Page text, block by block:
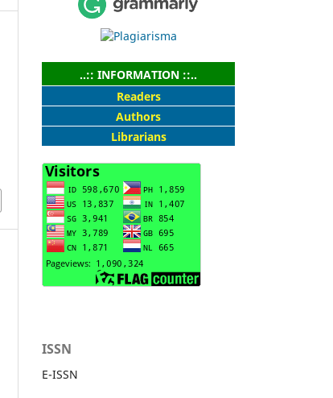
..:: INFORMATION ::..
Readers
Authors
Librarians
ISSN
E-ISSN